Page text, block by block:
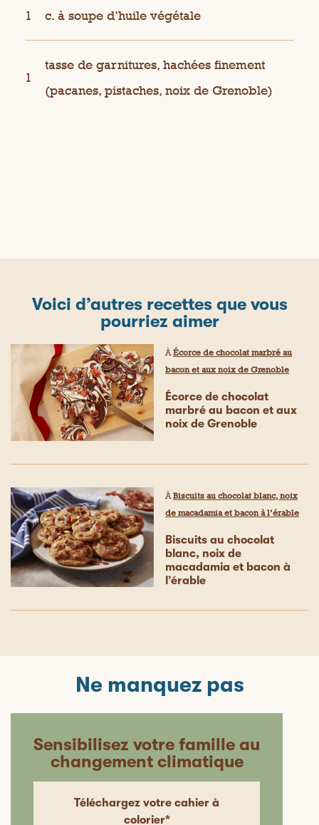
1 c. à soupe d’huile végétale
1
tasse de garnitures, hachées finement
(pacanes, pistaches, noix de Grenoble)
Voici d’autres recettes que vous
pourriez aimer
À Écorce de chocolat marbré au
bacon et aux noix de Grenoble
Écorce de chocolat
marbré au bacon et aux
noix de Grenoble
ÀBiscuits au chocolat blanc, noix
de macadamia et bacon à l’érable
Biscuits au chocolat
blanc, noix de
macadamia et bacon à
l’érable
Ne manquez pas
Sensibilisez votre famille au
changement climatique
Téléchargez votre cahier à
colorier*